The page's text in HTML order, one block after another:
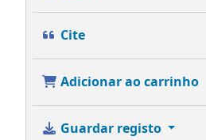
Cite
Adicionar ao carrinho
Guardar registo